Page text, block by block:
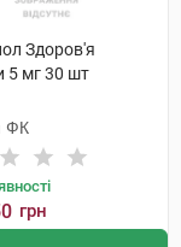
Здоров'я
5 мг 30 шт
ФК
грн